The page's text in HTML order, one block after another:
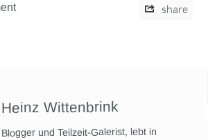
share
Heinz Wittenbrink
Blogger und Teilzeit-Galerist, lebt in